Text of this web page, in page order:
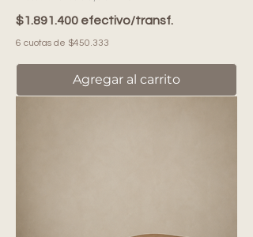
$1.891.400 efectivo/transf.
6 cuotas de $450.333
Agregar al carrito